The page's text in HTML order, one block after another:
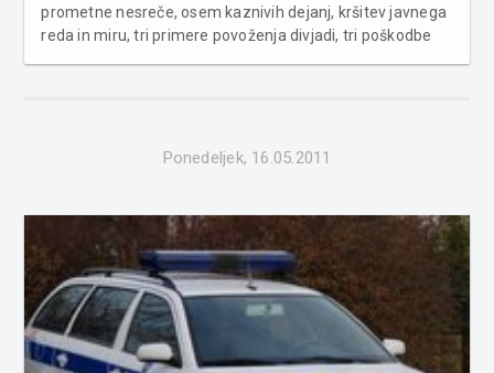
prometne nesreče, osem kaznivih dejanj, kršitev javnega
reda in miru, tri primere povoženja divjadi, tri poškodbe
Ponedeljek, 16.05.2011